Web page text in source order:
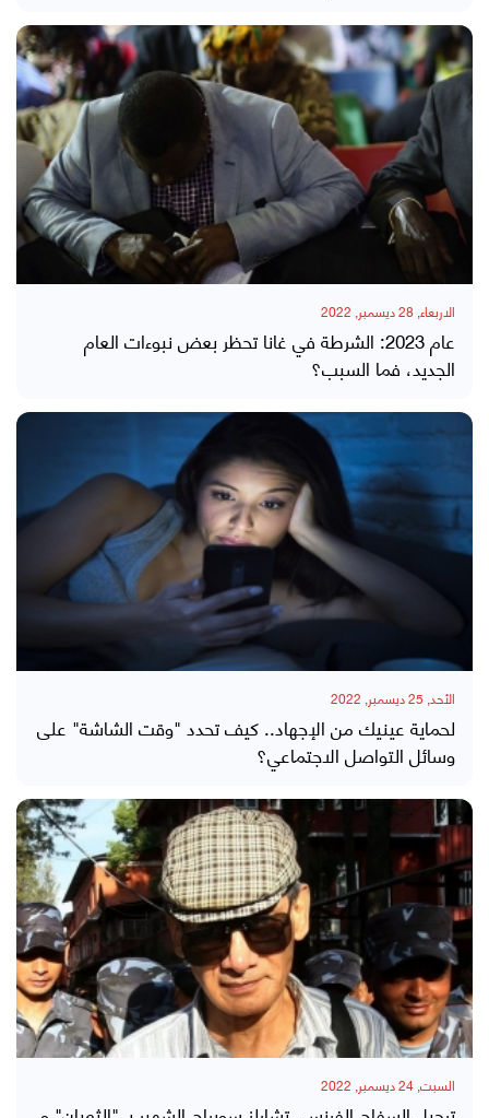
الاربعاء, 28 ديسمبر, 2022
عام 2023: الشرطة في غانا تحظر بعض نبوءات العام
الجديد، فما السبب؟
الأحد, 25 ديسمبر, 2022
لحماية عينيك من الإجهاد.. كيف تحدد "وقت الشاشة" على
وسائل التواصل الاجتماعي؟
السبت, 24 ديسمبر, 2022